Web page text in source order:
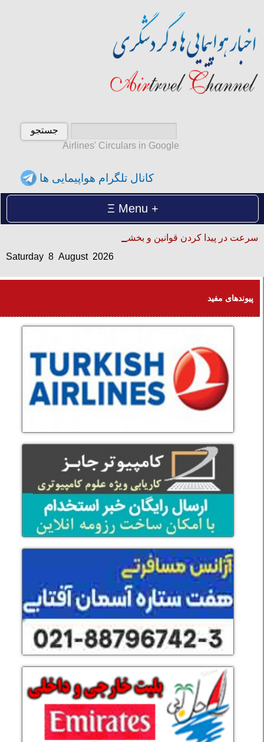
Airlines' Circulars in Google
کانال تلگرام هواپیمایی ها
Menu
سرعت در پیدا کردن قوانین و بخشنامه ها
Saturday 8 August 2026
Saturday 8 August 2026
پیوندهای مفید